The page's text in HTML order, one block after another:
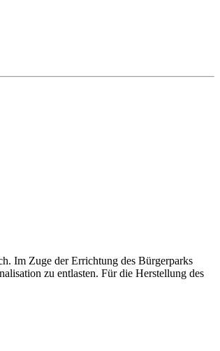
Im Zuge der Errichtung des Bürgerparks
zu entlasten. Für die Herstellung des